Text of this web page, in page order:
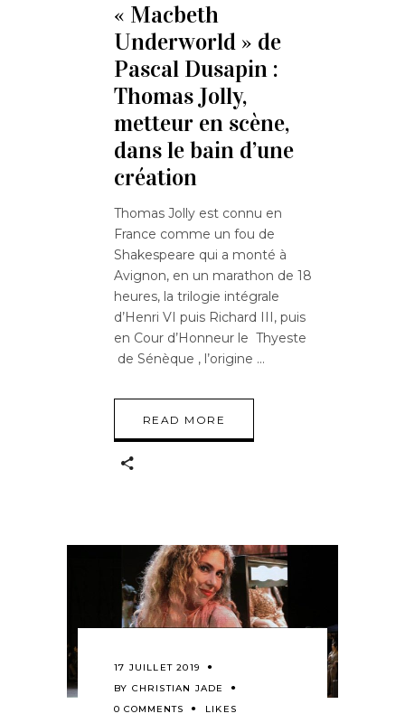
« Macbeth
Underworld » de
Pascal Dusapin :
Thomas Jolly,
metteur en scène,
dans le bain d’une
création
Thomas Jolly est connu en
France comme un fou de
Shakespeare qui a monté à
Avignon, en un marathon de 18
heures, la trilogie intégrale
d’Henri VI puis Richard III, puis
en Cour d’Honneur le Thyeste
de Sénèque , l’origine
READ MORE
17 JUILLET 2019
BY CHRISTIAN JADE
0 COMMENTS
LIKES